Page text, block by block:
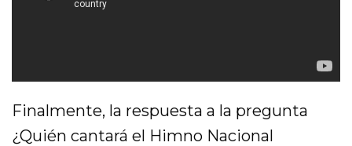
Finalmente, la respuesta a la pregunta
¿Quién cantará el Himno Nacional